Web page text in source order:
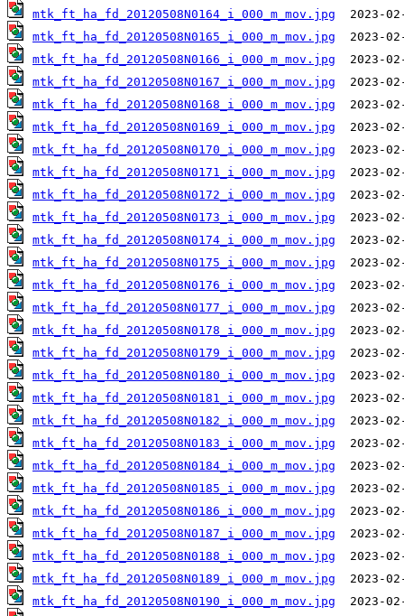
mtk_ft_ha_fd_20120508N0164_i_000_m_mov.jpg
mtk_ft_ha_fd_20120508N0165_i_000_m_mov.jpg
mtk_ft_ha_fd_20120508N0166_i_000_m_mov.jpg
mtk_ft_ha_fd_20120508N0167_i_000_m_mov.jpg
mtk_ft_ha_fd_20120508N0168_i_000_m_mov.jpg
mtk_ft_ha_fd_20120508N0169_i_000_m_mov.jpg
mtk_ft_ha_fd_20120508N0170_i_000_m_mov.jpg
mtk_ft_ha_fd_20120508N0171_i_000_m_mov.jpg
mtk_ft_ha_fd_20120508N0172_i_000_m_mov.jpg
mtk_ft_ha_fd_20120508N0173_i_000_m_mov.jpg
mtk_ft_ha_fd_20120508N0174_i_000_m_mov.jpg
mtk_ft_ha_fd_20120508N0175_i_000_m_mov.jpg
mtk_ft_ha_fd_20120508N0176_i_000_m_mov.jpg
mtk_ft_ha_fd_20120508N0177_i_000_m_mov.jpg
mtk_ft_ha_fd_20120508N0178_i_000_m_mov.jpg
mtk_ft_ha_fd_20120508N0179_i_000_m_mov.jpg
mtk_ft_ha_fd_20120508N0180_i_000_m_mov.jpg
mtk_ft_ha_fd_20120508N0181_i_000_m_mov.jpg
mtk_ft_ha_fd_20120508N0182_i_000_m_mov.jpg
mtk_ft_ha_fd_20120508N0183_i_000_m_mov.jpg
mtk_ft_ha_fd_20120508N0184_i_000_m_mov.jpg
mtk_ft_ha_fd_20120508N0185_i_000_m_mov.jpg
mtk_ft_ha_fd_20120508N0186_i_000_m_mov.jpg
mtk_ft_ha_fd_20120508N0187_i_000_m_mov.jpg
mtk_ft_ha_fd_20120508N0188_i_000_m_mov.jpg
mtk_ft_ha_fd_20120508N0189_i_000_m_mov.jpg
mtk_ft_ha_fd_20120508N0190_i_000_m_mov.jpg